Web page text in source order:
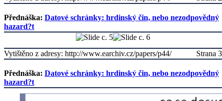
Přednáška: Datové schránky: hrdinský čin, nebo nezodpovědný
hazard?t
Strana 3
Vytištěno z adresy: http://www.earchiv.cz/papers/p44/
Přednáška: Datové schránky: hrdinský čin, nebo nezodpovědný
hazard?t